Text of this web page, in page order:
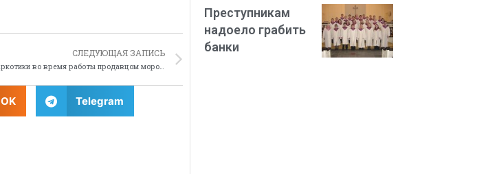
СЛЕДУЮЩАЯ ЗАПИСЬ
Американец продавал наркотики во время работы продавцом мороженого
OK Telegram
Преступникам
надоело грабить
банки